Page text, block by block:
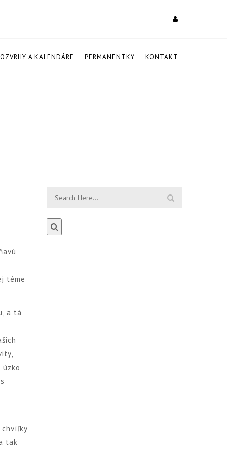
A KALENDÁRE PERMANENTKY KONTAKT
téme
a tá
chvíľky
tak